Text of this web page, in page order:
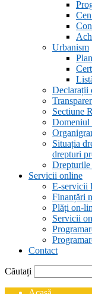
Urbanism
Declarații
Sectiune
Domeniul
Situația
drepturi
Drepturile
Servicii online
E-servicii
Finanțări
Plăți on-
Servicii
Contact
Căutați